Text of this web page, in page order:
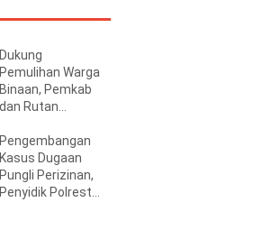
Dukung
Pemulihan Warga
Binaan, Pemkab
dan Rutan
Sinergi
Pembinaan
Pengembangan
Kasus Dugaan
Pungli Perizinan,
Penyidik Polresta